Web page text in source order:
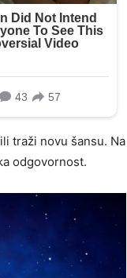
traži novu šansu. Na
odgovornost.